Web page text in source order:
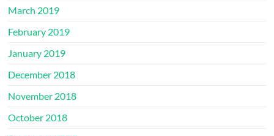
March 2019
February 2019
January 2019
December 2018
November 2018
October 2018